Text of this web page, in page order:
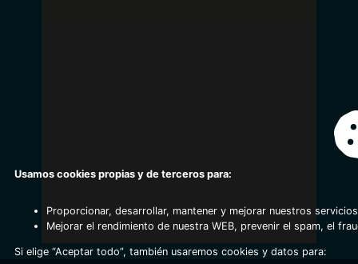
Usamos cookies propias y de terceros para:
Proporcionar, desarrollar, mantener y mejorar nuestros
Mejorar el rendimiento de nuestra WEB, prevenir el spam, el
Si elige “Aceptar todo”, también usaremos cookies y datos para: